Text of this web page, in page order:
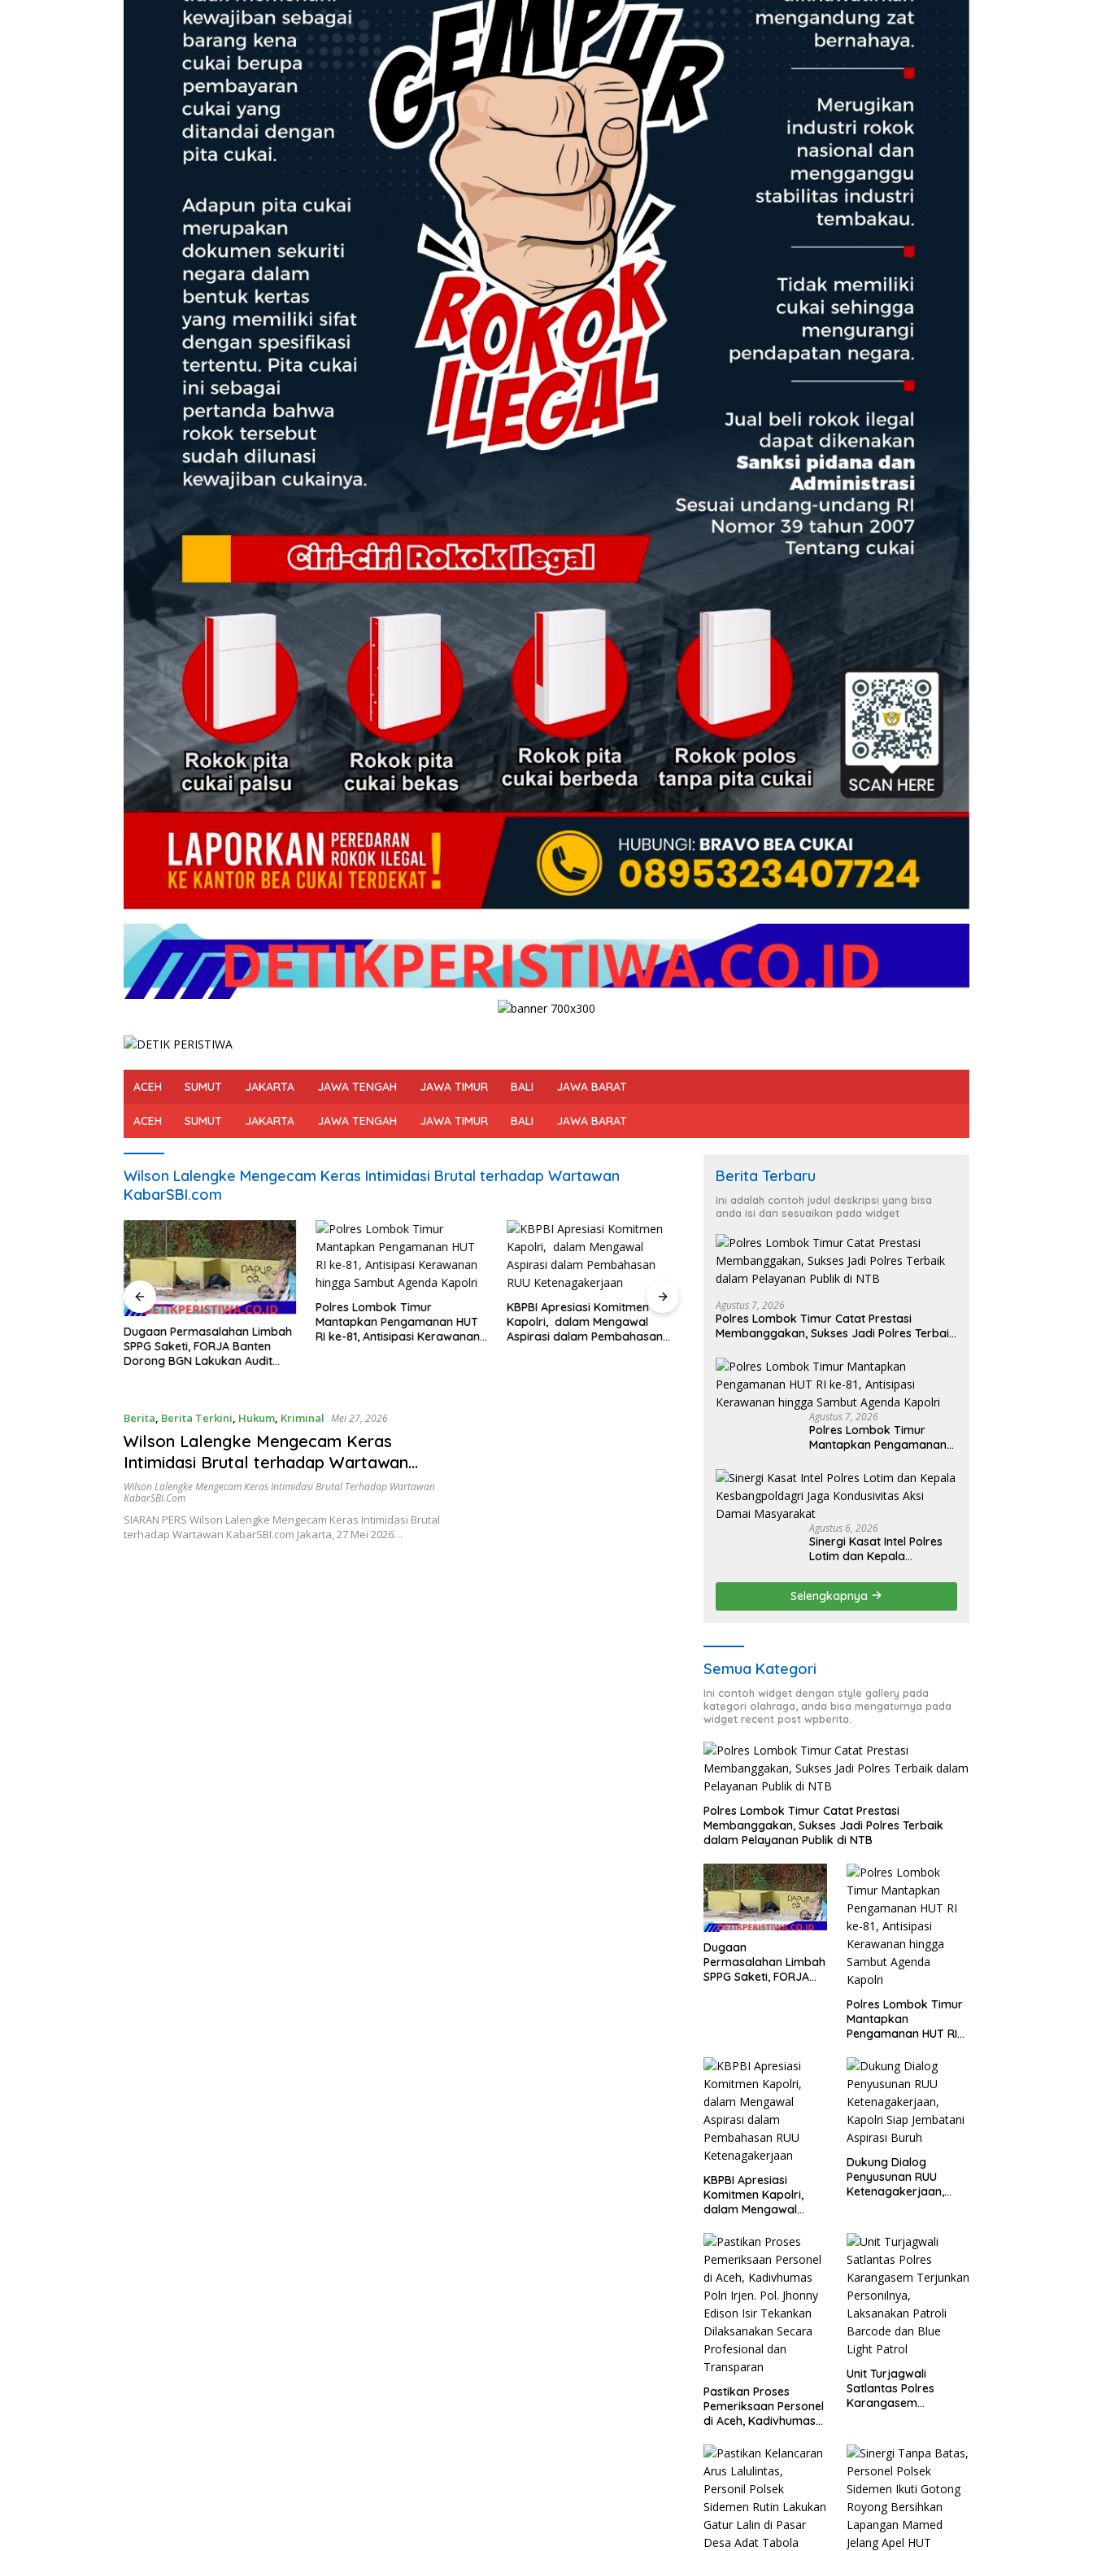
ACEH SUMUT JAKARTA JAWA TENGAH JAWA TIMUR BALI JAWA BARAT
ACEH SUMUT JAKARTA JAWA TENGAH JAWA TIMUR BALI JAWA BARAT
Wilson Lalengke Mengecam Keras Intimidasi Brutal terhadap Wartawan
KabarSBI.com
Dugaan Permasalahan Limbah
SPPG Saketi, FORJA Banten
Dorong BGN Lakukan Audit
Polres Lombok Timur
Mantapkan Pengamanan HUT
RI ke-81, Antisipasi Kerawanan
KBPBI Apresiasi Komitmen
Kapolri, dalam Mengawal
Aspirasi dalam Pembahasan
Dukung Dialog Penyusunan
RUU Ketenagakerjaan, Kapolri
Siap Jembatani Aspirasi Buruh
Pastikan Proses Pemeriksaan
Personel di Aceh, Kadivhumas
Isir Tekankan Dilaksanakan
Secara Profesional dan
Transparan
Berita, Berita Terkini, Hukum, Kriminal Mei 27, 2026
Wilson Lalengke Mengecam Keras
Intimidasi Brutal terhadap Wartawan
KabarSBI.com
Wilson Lalengke Mengecam Keras Intimidasi Brutal Terhadap Wartawan
KabarSBI.com
SIARAN PERS Wilson Lalengke Mengecam Keras Intimidasi Brutal
terhadap Wartawan KabarSBI.com Jakarta, 27 Mei 2026…
Berita Terbaru
Ini adalah contoh judul deskripsi yang bisa
anda isi dan sesuaikan pada widget
Agustus 7, 2026
Polres Lombok Timur Catat Prestasi
Membanggakan, Sukses Jadi Polres Terbaik
Agustus 7, 2026
Polres Lombok Timur
Mantapkan Pengamanan
Kerawanan hingga
Sambut Agenda Kapolri
Agustus 6, 2026
Sinergi Kasat Intel Polres
Lotim dan Kepala
Kondusivitas Aksi Damai
Masyarakat
Selengkapnya
Semua Kategori
Ini contoh widget dengan style gallery pada
kategori olahraga, anda bisa mengaturnya pada
widget recent post wpberita.
Polres Lombok Timur Catat Prestasi
Membanggakan, Sukses Jadi Polres Terbaik
dalam Pelayanan Publik di NTB
Dugaan
Permasalahan Limbah
SPPG Saketi, FORJA
Polres Lombok Timur
Mantapkan
Pengamanan HUT RI
Kerawanan hingga
Sambut Agenda
Kapolri
KBPBI Apresiasi
Komitmen Kapolri,
dalam Mengawal
Pembahasan RUU
Ketenagakerjaan
Dukung Dialog
Penyusunan RUU
Ketenagakerjaan,
Buruh
Pastikan Proses
Pemeriksaan Personel
di Aceh, Kadivhumas
Edison Isir Tekankan
Dilaksanakan Secara
Profesional dan
Transparan
Unit Turjagwali
Satlantas Polres
Karangasem
Barcode dan Blue
Light Patrol